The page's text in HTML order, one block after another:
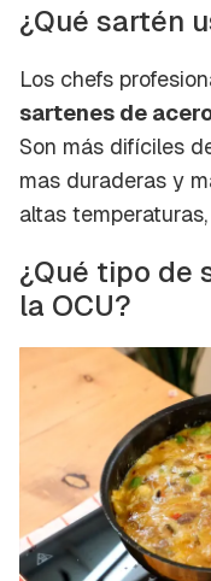
¿Qué sartén
Los chefs
sartenes de
Son más difíciles
mas duraderas y
altas
¿Qué tipo de
la OCU?